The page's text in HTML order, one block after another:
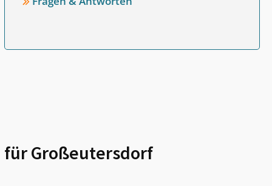
fürGroßeutersdorf